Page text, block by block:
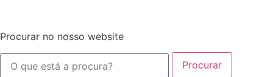
Procurar no nosso website
Procurar